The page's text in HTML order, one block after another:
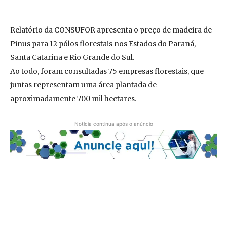
Relatório da CONSUFOR apresenta o preço de madeira de
Pinus para 12 pólos florestais nos Estados do Paraná,
Santa Catarina e Rio Grande do Sul.
Ao todo, foram consultadas 75 empresas florestais, que
juntas representam uma área plantada de
aproximadamente 700 mil hectares.
Notícia continua após o anúncio